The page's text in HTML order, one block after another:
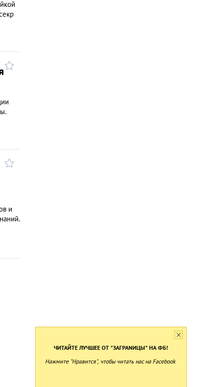
и
ЧИТАЙТЕ ЛУЧШЕЕ ОТ "ЗАГРАNИЦЫ" НА ФБ!
Нажмите "Нравится", чтобы читать нас на Facebook